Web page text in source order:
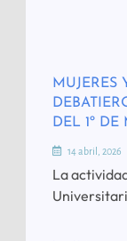
MUJERES
DEL 1º DE
14 abril, 2026
La